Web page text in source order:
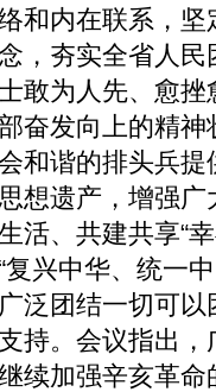
和内在联系，
，夯实全省人
敢为人先、愈
奋发向上的精
和谐的排头兵
想遗产，增强
活、共建共享“
兴中华、统一
泛团结一切可
持。会议指出
续加强辛亥革